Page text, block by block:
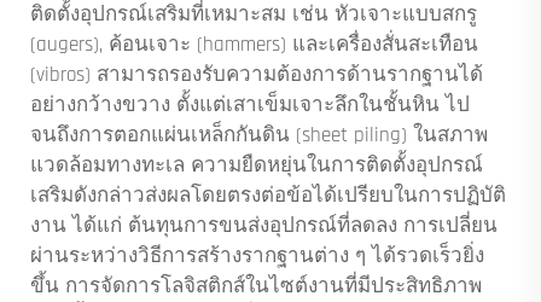
ติดตั้งอุปกรณ์เสริมที่เหมาะสม เช่น หัวเจาะแบบสกรู
(augers), ค้อนเจาะ (hammers) และเครื่องสั่นสะเทือน
(vibros) สามารถรองรับความต้องการด้านรากฐานได้
อย่างกว้างขวาง ตั้งแต่เสาเข็มเจาะลึกในชั้นหิน ไป
จนถึงการตอกแผ่นเหล็กกันดิน (sheet piling) ในสภาพ
แวดล้อมทางทะเล ความยืดหยุ่นในการติดตั้งอุปกรณ์
เสริมดังกล่าวส่งผลโดยตรงต่อข้อได้เปรียบในการปฏิบัติ
งาน ได้แก่ ต้นทุนการขนส่งอุปกรณ์ที่ลดลง การเปลี่ยน
ผ่านระหว่างวิธีการสร้างรากฐานต่าง ๆ ได้รวดเร็วยิ่ง
ขึ้น การจัดการโลจิสติกส์ในไซต์งานที่มีประสิทธิภาพ